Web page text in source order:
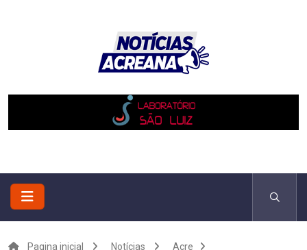
Pagina inicial Notícias
Acre